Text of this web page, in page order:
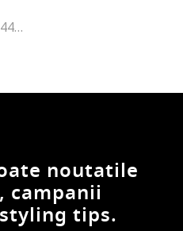
Pantaloni scurti dama, 304144615, Bumbac/Poliester, Multicolor, Multicolor
noutatile
campanii
tips.